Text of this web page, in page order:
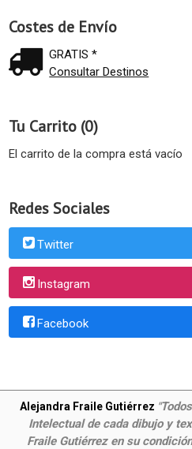
Costes de Envío
GRATIS *
Consultar Destinos
Tu Carrito (0)
El carrito de la compra está vacío
Redes Sociales
Twitter
Instagram
Facebook
Alejandra Fraile Gutiérrez "
Intelectual de cada dibujo y
Fraile Gutiérrez en su